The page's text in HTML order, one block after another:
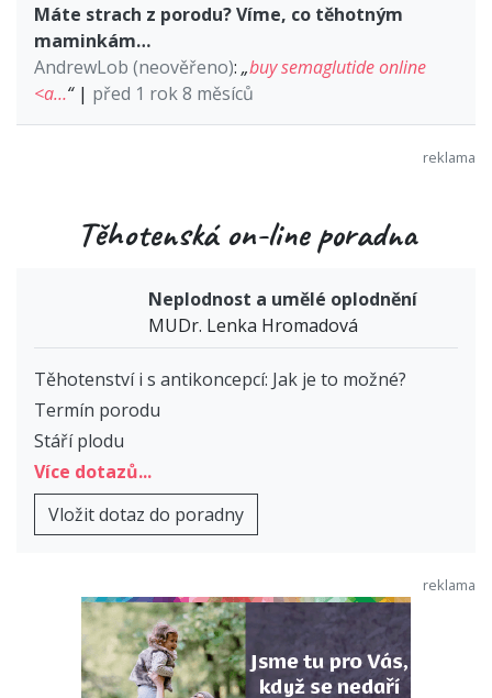
Máte strach z porodu? Víme, co těhotným
maminkám…
AndrewLob (neověřeno): „buy semaglutide online
<a…“| před 1 rok 8 měsíců
Těhotenská on-line poradna
Neplodnost a umělé oplodnění
MUDr. Lenka Hromadová
Těhotenství i s antikoncepcí: Jak je to možné?
Termín porodu
Stáří plodu
Více dotazů...
Vložit dotaz do poradny